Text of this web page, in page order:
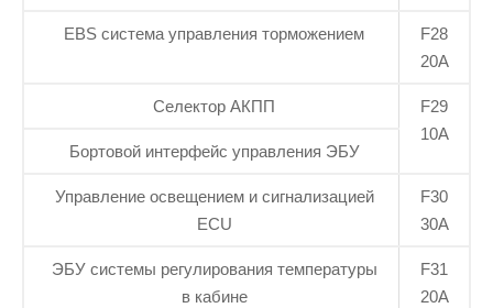
EBS система управления торможением
F28
20А
Селектор АКПП
F29
10А
Бортовой интерфейс управления ЭБУ
Управление освещением и сигнализацией
ECU
F30
30А
ЭБУ системы регулирования температуры
в кабине
F31
20А